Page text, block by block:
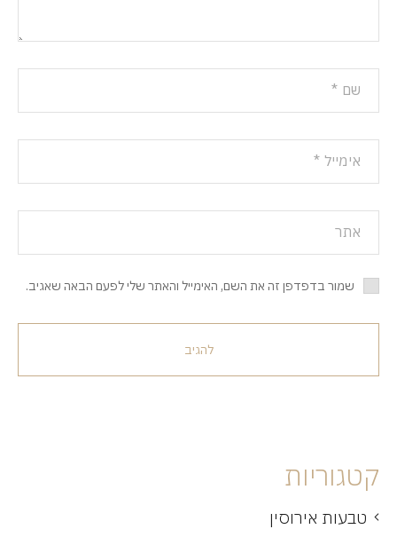
שמור בדפדפן זה את השם, האימייל והאתר שלי לפעם הבאה שאגיב.
להגיב
קטגוריות
טבעות אירוסין